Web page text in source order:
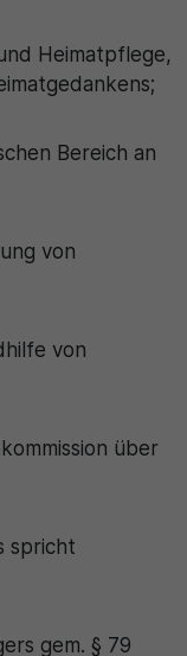
Heimatpflege,
Bereich an
von
von
über
spricht
gem. § 79